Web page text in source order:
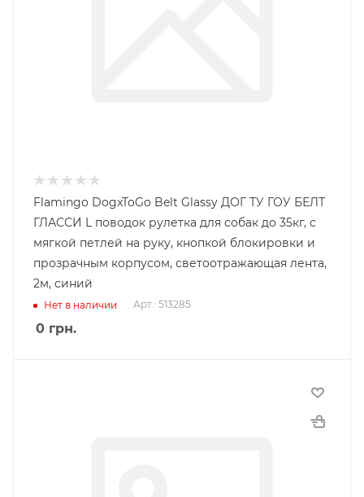
Flamingo DogxToGo Belt Glassy ДОГ ТУ ГОУ БЕЛТ
ГЛАССИ L поводок рулетка для собак до 35кг, с
мягкой петлей на руку, кнопкой блокировки и
прозрачным корпусом, светоотражающая лента,
2м, синий
Нет в наличии Арт.: 513285
0 грн.